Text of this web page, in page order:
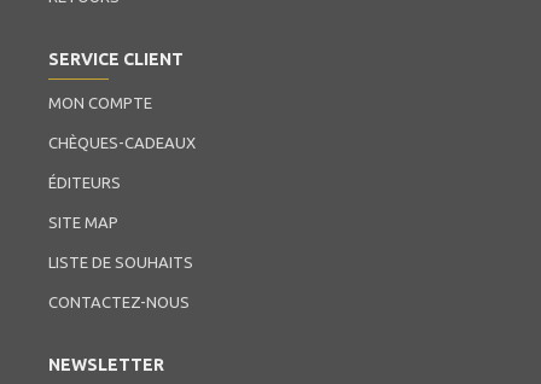
SERVICE CLIENT
MON COMPTE
CHÈQUES-CADEAUX
ÉDITEURS
SITE MAP
LISTE DE SOUHAITS
CONTACTEZ-NOUS
NEWSLETTER